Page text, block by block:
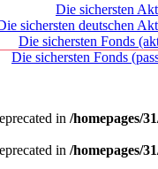
Die sichersten
sichersten deutschen
Die sichersten Fonds
Die sichersten Fonds
in /homepages/
in /homepages/